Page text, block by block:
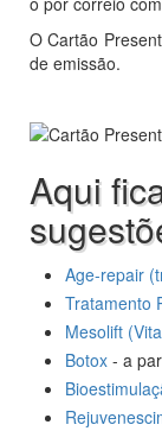
O Cartão
de emissão.
Aqui
Age-repair
Tratamento
Mesolift
Botox - a